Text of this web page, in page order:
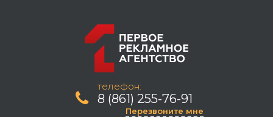
телефон:
8 (861) 255-76-91
Перезвоните мне